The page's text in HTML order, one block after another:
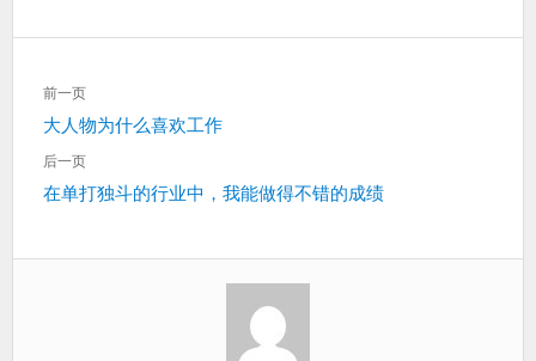
记
的，文
章
导
航
前一页
上
一
大人物为什么喜欢工作
后一页
下
在单打独斗的行业中，我能做得不错的成绩